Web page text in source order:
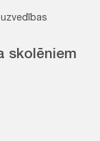
skolēniem